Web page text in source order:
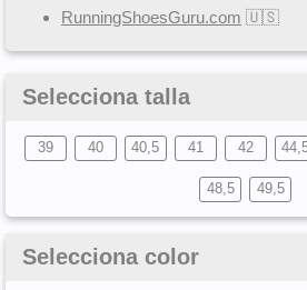
RunningShoesGuru.com 🇺🇸
Selecciona talla
39 40 40,5 41 42
48,5 49,5
Selecciona color